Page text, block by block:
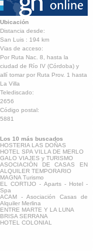
Ubicación
Distancia desde:
San Luis : 194 km
Vias de acceso:
Por Ruta Nac. 8, hasta la
ciudad de Río IV (Córdoba) y
allí tomar por Ruta Prov. 1 hasta
La Villa
Telediscado:
2656
Código postal:
5881
Los 10 más buscados
HOSTERIA LAS DOÑAS
HOTEL SPA VILLA DE MERLO
GALO VIAJES y TURISMO
ASOCIACIÓN DE CASAS EN
ALQUILER TEMPORARIO
MAGNA Turismo
EL CORTIJO - Aparts - Hotel -
Spa
ACAM - Asociación Casas de
Alquiler Merlina
ENTRE MARTE Y LA LUNA
BRISA SERRANA
HOTEL COLONIAL